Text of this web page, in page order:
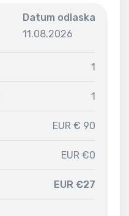
Datum odlaska
11.08.2026
1
1
EUR € 90
EUR €0
EUR €27